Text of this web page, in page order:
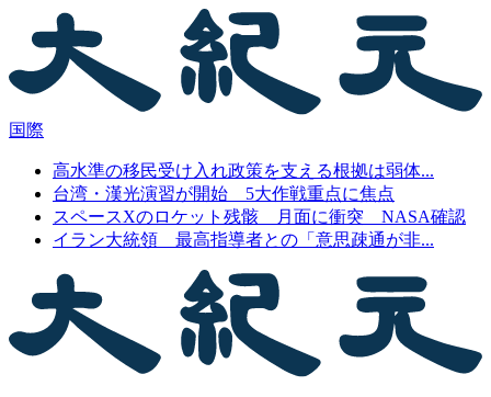
国際
高水準の移民受け入れ政策を支える根拠は弱体...
台湾・漢光演習が開始 5大作戦重点に焦点
スペースXのロケット残骸 月面に衝突 NASA確認
イラン大統領 最高指導者との「意思疎通が非...